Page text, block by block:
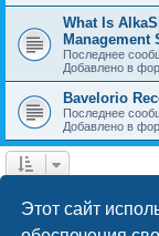
Этот сайт
What Is
Management
Последнее
Добавлено в
Bavelorio
Последнее
Добавлено в